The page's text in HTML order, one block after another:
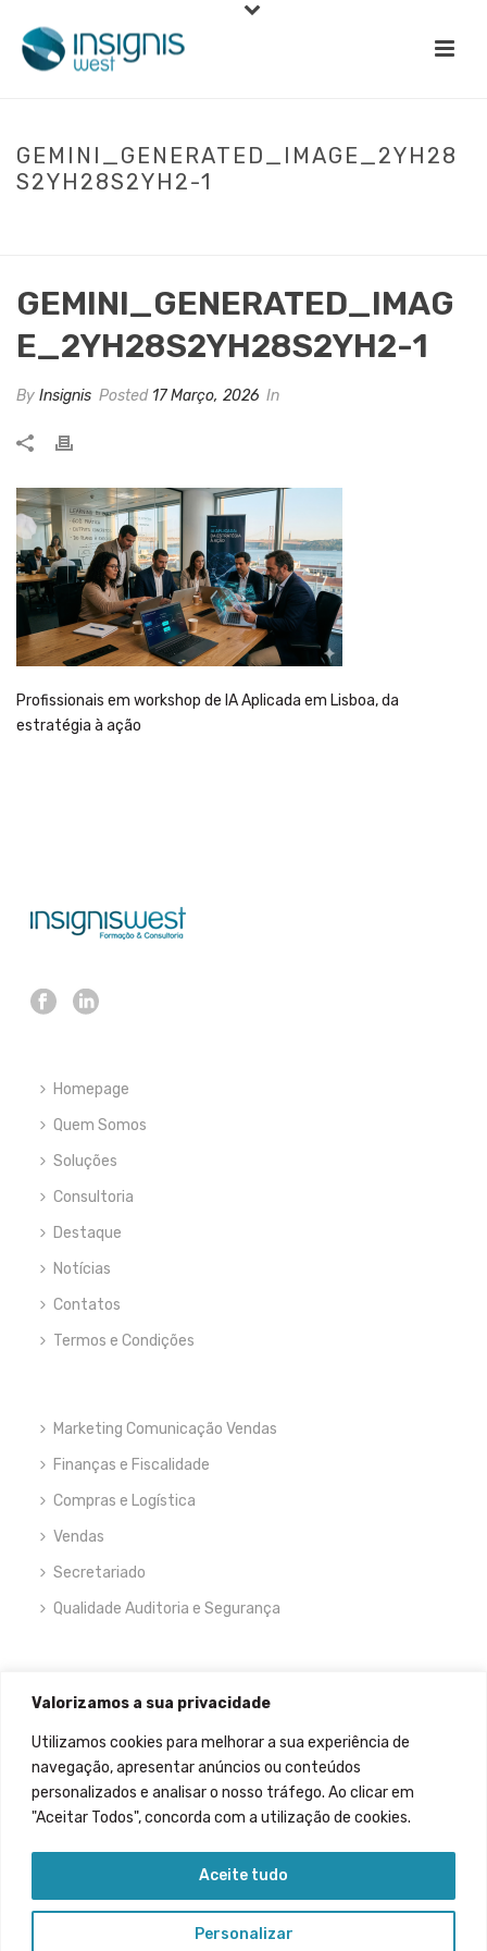
Valorizamos a sua privacidade
Utilizamos cookies para melhorar a sua experiência de
navegação, apresentar anúncios ou conteúdos
personalizados e analisar o nosso tráfego. Ao clicar em
"Aceitar Todos", concorda com a utilização de cookies.
Personalizar
Aceite tudo
GEMINI_GENERATED_IMAGE_2YH28
S2YH28S2YH2-1
GEMINI_GENERATED_IMAG
E_2YH28S2YH28S2YH2-1
By Insignis Posted 17 Março, 2026 In
Profissionais em workshop de IA Aplicada em Lisboa, da
estratégia à ação
Homepage
Quem Somos
Soluções
Consultoria
Destaque
Notícias
Contatos
Termos e Condições
Marketing Comunicação Vendas
Finanças e Fiscalidade
Compras e Logística
Vendas
Secretariado
Qualidade Auditoria e Segurança